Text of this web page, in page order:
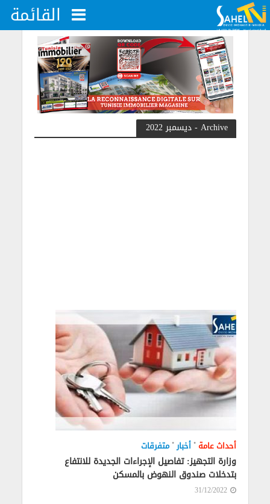
القائمة
Archive - ديسمبر 2022
أحداث عامة • أخبار• متفرقات
وزارة التجهيز: تفاصيل الإجراءات الجديدة للانتفاع
بتدخلات صندوق النهوض بالمسكن
31/12/2022